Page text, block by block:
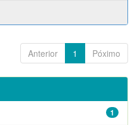
Anterior 1 Póximo
1